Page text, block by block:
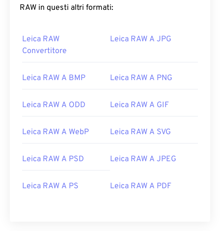
RAW in questi altri formati:
Leica RAW
Convertitore
Leica RAW A JPG
Leica RAW A BMP Leica RAW A PNG
Leica RAW A ODD Leica RAW A GIF
Leica RAW A WebP Leica RAW A SVG
Leica RAW A PSD Leica RAW A JPEG
Leica RAW A PS Leica RAW A PDF